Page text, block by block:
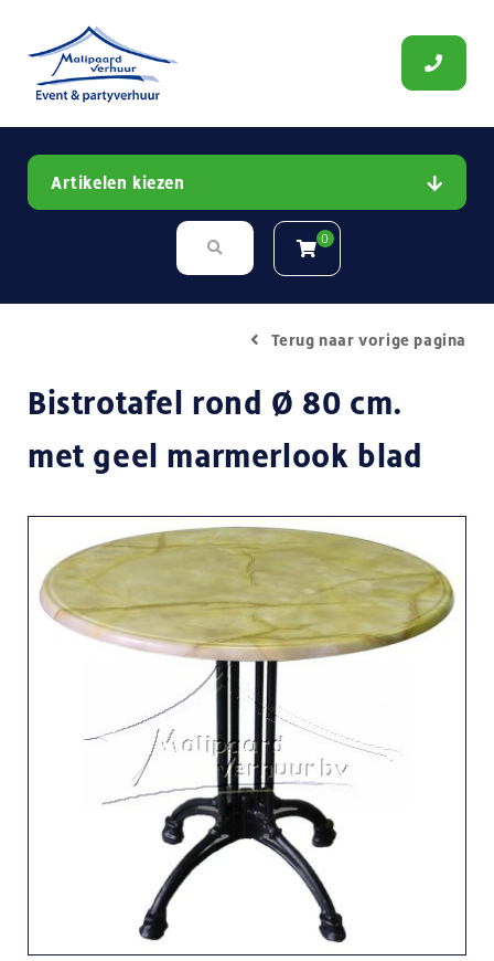
Artikelen kiezen
0
Terug naar vorige pagina
Bistrotafel rond Ø 80 cm.
met geel marmerlook blad